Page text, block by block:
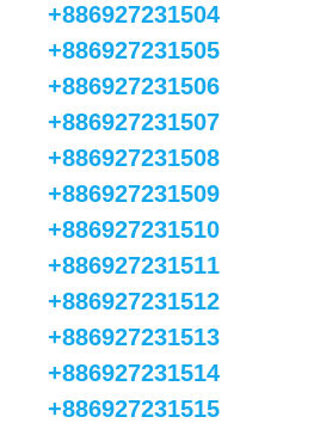
+886927231504
+886927231505
+886927231506
+886927231507
+886927231508
+886927231509
+886927231510
+886927231511
+886927231512
+886927231513
+886927231514
+886927231515